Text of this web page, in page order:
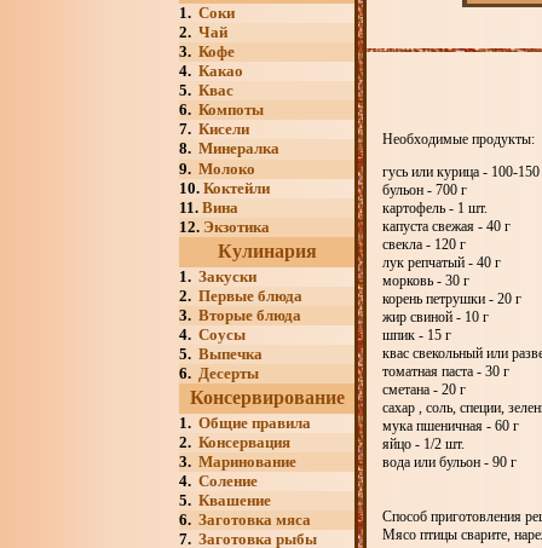
1. Соки
2. Чай
3. Кофе
4. Какао
5. Квас
6. Компоты
7. Кисели
8. Минералка
9. Молоко
10. Коктейли
11. Вина
12. Экзотика
Кулинария
1. Закуски
2. Первые блюда
3. Вторые блюда
4. Соусы
5. Выпечка
6. Десерты
Консервирование
1. Общие правила
2. Консервация
3. Маринование
4. Соление
5. Квашение
6. Заготовка мяса
7. Заготовка рыбы
Необходимые продукты:
гусь или курица - 100-150
бульон - 700 г
картофель - 1 шт.
капуста свежая - 40 г
свекла - 120 г
лук репчатый - 40 г
морковь - 30 г
корень петрушки - 20 г
жир свиной - 10 г
шпик - 15 г
квас свекольный или
томатная паста - 30 г
сметана - 20 г
сахар , соль, специи,
мука пшеничная - 60 г
яйцо - 1/2 шт.
вода или бульон - 90 г
Способ приготовления
Мясо птицы сварите,